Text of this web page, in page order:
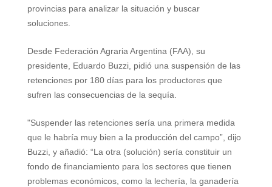
provincias para analizar la situación y buscar
soluciones.
Desde Federación Agraria Argentina (FAA), su
presidente, Eduardo Buzzi, pidió una suspensión de las
retenciones por 180 días para los productores que
sufren las consecuencias de la sequía.
"Suspender las retenciones sería una primera medida
que le habría muy bien a la producción del campo”, dijo
Buzzi, y añadió: “La otra (solución) sería constituir un
fondo de financiamiento para los sectores que tienen
problemas económicos, como la lechería, la ganadería